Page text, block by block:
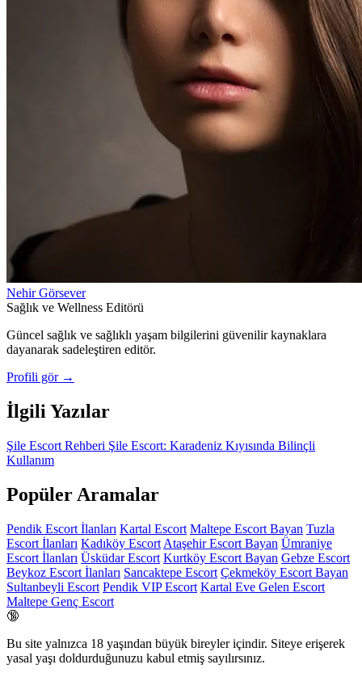
Nehir Görsever
Sağlık ve Wellness Editörü
Güncel sağlık ve sağlıklı yaşam bilgilerini güvenilir kaynaklara
dayanarak sadeleştiren editör.
Profili gör →
İlgili Yazılar
Şile Escort Rehberi Şile Escort: Karadeniz Kıyısında Bilinçli
Kullanım
Popüler Aramalar
Pendik Escort İlanları Kartal Escort Maltepe Escort Bayan Tuzla
Escort İlanları Kadıköy Escort Ataşehir Escort Bayan Ümraniye
Escort İlanları Üsküdar Escort Kurtköy Escort Bayan Gebze Escort
Beykoz Escort İlanları Sancaktepe Escort Çekmeköy Escort Bayan
Sultanbeyli Escort Pendik VIP Escort Kartal Eve Gelen Escort
Maltepe Genç Escort
🔞
Bu site yalnızca 18 yaşından büyük bireyler içindir. Siteye erişerek
yasal yaşı doldurduğunuzu kabul etmiş sayılırsınız.